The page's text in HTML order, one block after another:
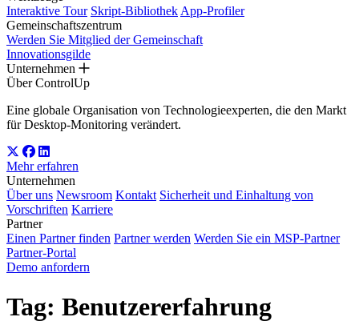
Interaktive Tour Skript-Bibliothek App-Profiler
Gemeinschaftszentrum
Werden Sie Mitglied der Gemeinschaft
Innovationsgilde
Unternehmen
Über ControlUp
Eine globale Organisation von Technologieexperten, die den Markt
für Desktop-Monitoring verändert.
Mehr erfahren
Unternehmen
Über uns Newsroom Kontakt Sicherheit und Einhaltung von
Vorschriften Karriere
Partner
Einen Partner finden Partner werden Werden Sie ein MSP-Partner
Partner-Portal
Demo anfordern
Tag: Benutzererfahrung